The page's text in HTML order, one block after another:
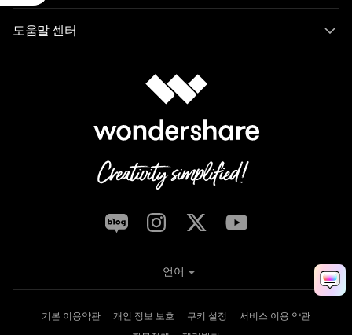
도움말 센터
기본 이용약관 개인 정보 보호 쿠키 설정
서비스 이용 약관
언어